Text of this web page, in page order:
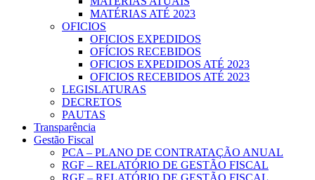
MATÉRIAS ATÉ 2023
OFICIOS
OFICIOS EXPEDIDOS
OFÍCIOS RECEBIDOS
OFICIOS EXPEDIDOS ATÉ 2023
OFICIOS RECEBIDOS ATÉ 2023
LEGISLATURAS
DECRETOS
PAUTAS
Transparência
Gestão Fiscal
PCA – PLANO DE CONTRATAÇÃO ANUAL
RGF – RELATÓRIO DE GESTÃO FISCAL
RGF – RELATÓRIO DE GESTÃO FISCAL